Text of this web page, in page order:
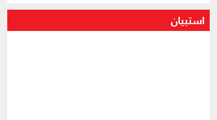
استبيان